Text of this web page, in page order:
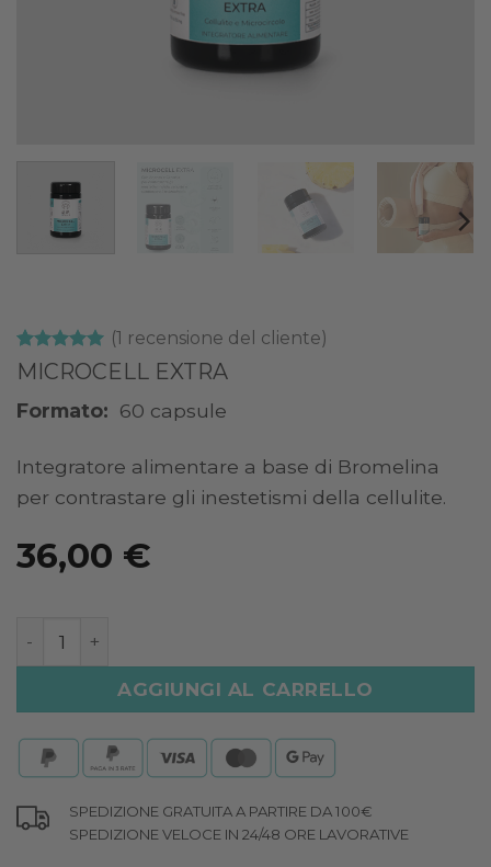
Valutato5
su 5 su
1
recensioni
(1 recensione del cliente)
MICROCELL EXTRA
Formato: 60 capsule
Integratore alimentare a base di Bromelina
per contrastare gli inestetismi della cellulite.
36,00 €
AGGIUNGI AL CARRELLO
SPEDIZIONE GRATUITA A PARTIRE DA 100€
SPEDIZIONE VELOCE IN 24/48 ORE LAVORATIVE